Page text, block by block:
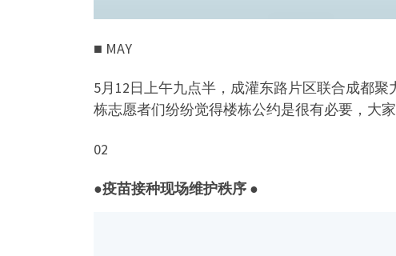
■ MAY
5月12日上午九点半，成灌东路片区联合成都
栋志愿者们纷纷觉得楼栋公约是很有必要，大
02
●疫苗接种现场维护秩序 ●